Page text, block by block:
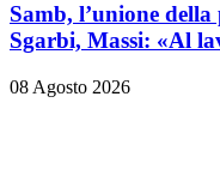
Samb, l’unione della
Sgarbi, Massi: «Al
08 Agosto 2026